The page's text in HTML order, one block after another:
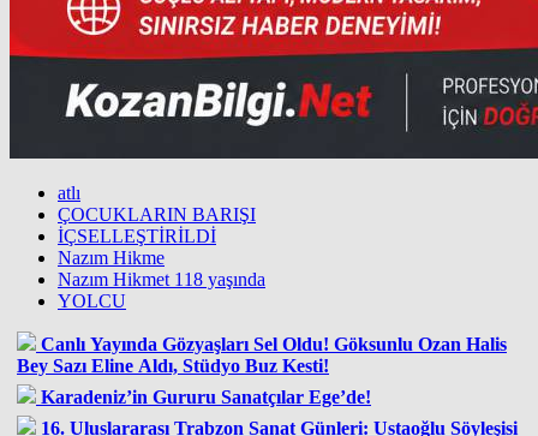
atlı
ÇOCUKLARIN BARIŞI
İÇSELLEŞTİRİLDİ
Nazım Hikme
Nazım Hikmet 118 yaşında
YOLCU
Canlı Yayında Gözyaşları Sel Oldu! Göksunlu Ozan Halis
Bey Sazı Eline Aldı, Stüdyo Buz Kesti!
Karadeniz’in Gururu Sanatçılar Ege’de!
16. Uluslararası Trabzon Sanat Günleri: Ustaoğlu Söyleşisi